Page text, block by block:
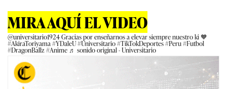
MIRA AQUÍ EL VIDEO
@universitario1924Gracias por enseñarnos a elevar siempre nuestro ki 🧡
#AkiraToriyama#YDaleU#Universitario#TikTokDeportes#Peru#Futbol
#DragonBallz#Anime ♬ sonido original - Universitario